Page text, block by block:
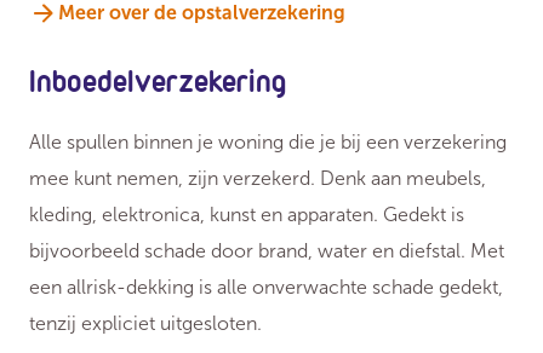
Meer over de opstalverzekering
Inboedelverzekering
Alle spullen binnen je woning die je bij een verzekering
mee kunt nemen, zijn verzekerd. Denk aan meubels,
kleding, elektronica, kunst en apparaten. Gedekt is
bijvoorbeeld schade door brand, water en diefstal. Met
een allrisk-dekking is alle onverwachte schade gedekt,
tenzij expliciet uitgesloten.